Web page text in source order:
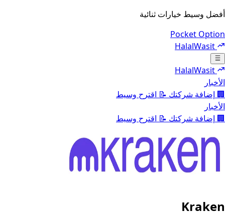
أفضل وسيط خيارات ثنائية
Pocket Option
HalalWasit
Toggle navigation menu
HalalWasit
الأخبار
🏢 إضافة شركتك 📝 اقترح وسيط
الأخبار
🏢 إضافة شركتك 📝 اقترح وسيط
Kraken